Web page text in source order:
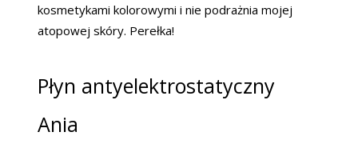
kosmetykami kolorowymi i nie podrażnia mojej
atopowej skóry. Perełka!
Płyn antyelektrostatyczny
Ania